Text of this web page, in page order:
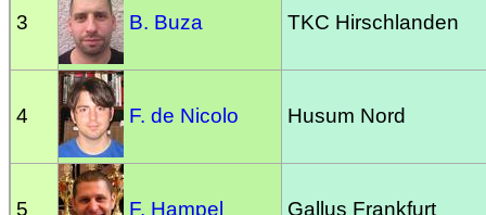
3 B. Buza TKC Hirschlanden
4 F. de Nicolo Husum Nord
5 F. Hampel Gallus Frankfurt